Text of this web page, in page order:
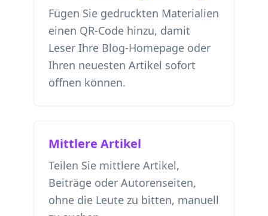
Fügen Sie gedruckten Materialien
einen QR-Code hinzu, damit
Leser Ihre Blog-Homepage oder
Ihren neuesten Artikel sofort
öffnen können.
Mittlere Artikel
Teilen Sie mittlere Artikel,
Beiträge oder Autorenseiten,
ohne die Leute zu bitten, manuell